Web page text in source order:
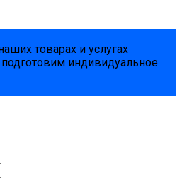
товарах и услугах
индивидуальное